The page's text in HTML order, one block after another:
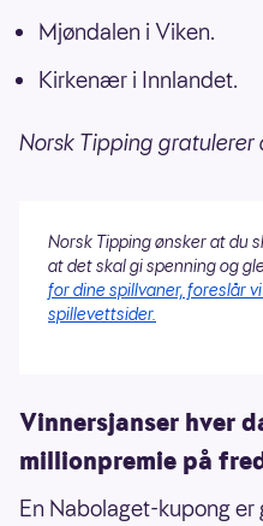
Mjøndalen i Viken.
Kirkenær i Innlandet.
Norsk Tipping
Norsk Tipping ønsker at du
at det skal gi spenning og
for dine spillvaner, foreslår
spillevettsider.
Vinnersjanser hver
millionpremie på
En Nabolaget-kupong er